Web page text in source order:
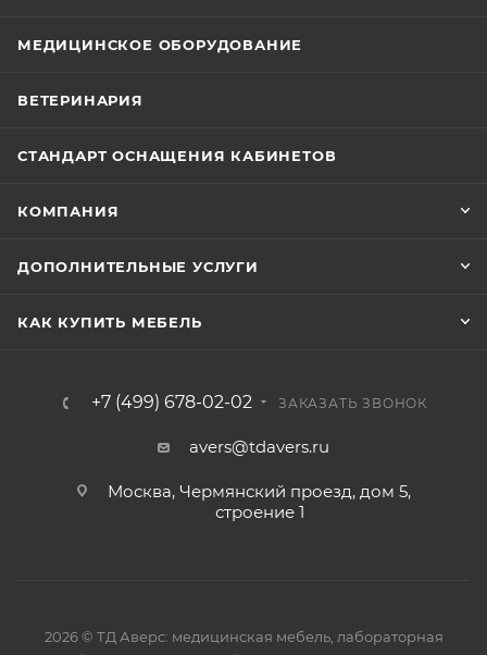
МЕДИЦИНСКОЕ ОБОРУДОВАНИЕ
ВЕТЕРИНАРИЯ
СТАНДАРТ ОСНАЩЕНИЯ КАБИНЕТОВ
КОМПАНИЯ
ДОПОЛНИТЕЛЬНЫЕ УСЛУГИ
КАК КУПИТЬ МЕБЕЛЬ
+7 (499) 678-02-02 ЗАКАЗАТЬ ЗВОНОК
avers@tdavers.ru
Москва, Чермянский проезд, дом 5,
строение 1
2026 © ТД Аверс: медицинская мебель, лабораторная